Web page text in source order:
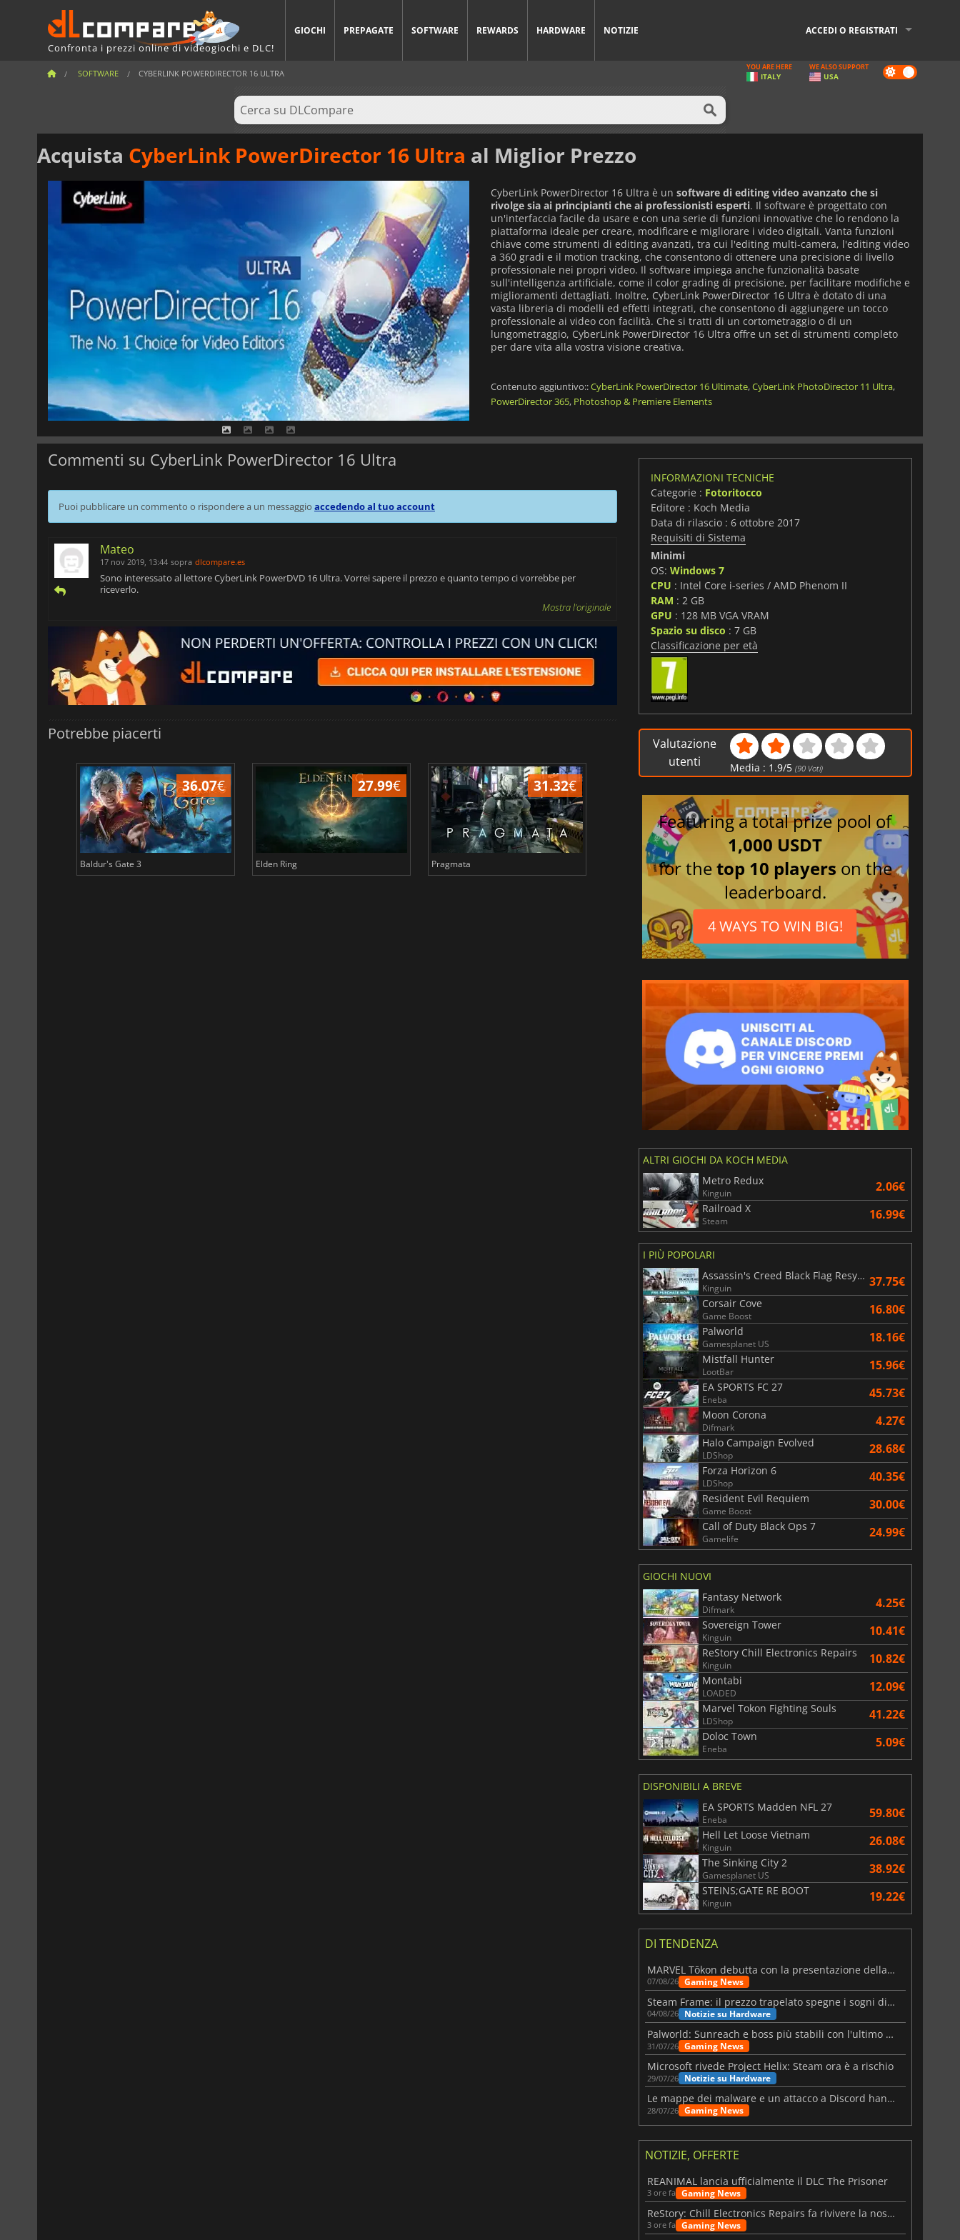
Confronta i prezzi online di videogiochi e DLC!
GIOCHI PREPAGATE SOFTWARE REWARDS HARDWARE NOTIZIE ACCEDI O REGISTRATI
SOFTWARE CYBERLINK POWERDIRECTOR 16 ULTRA Dark
mode
YOU ARE HERE
ITALY
WE ALSO SUPPORT
USA
Acquista CyberLink PowerDirector 16 Ultra al Miglior Prezzo
CyberLink PowerDirector 16 Ultra è un software di editing video avanzato che si
rivolge sia ai principianti che ai professionisti esperti. Il software è progettato con
un'interfaccia facile da usare e con una serie di funzioni innovative che lo rendono la
piattaforma ideale per creare, modificare e migliorare i video digitali. Vanta funzioni
chiave come strumenti di editing avanzati, tra cui l'editing multi-camera, l'editing video
a 360 gradi e il motion tracking, che consentono di ottenere una precisione di livello
professionale nei propri video. Il software impiega anche funzionalità basate
sull'intelligenza artificiale, come il color grading di precisione, per facilitare modifiche e
miglioramenti dettagliati. Inoltre, CyberLink PowerDirector 16 Ultra è dotato di una
vasta libreria di modelli ed effetti integrati, che consentono di aggiungere un tocco
professionale ai video con facilità. Che si tratti di un cortometraggio o di un
lungometraggio, CyberLink PowerDirector 16 Ultra offre un set di strumenti completo
per dare vita alla vostra visione creativa.
Contenuto aggiuntivo::CyberLink PowerDirector 16 Ultimate,CyberLink PhotoDirector 11 Ultra,
PowerDirector 365, Photoshop & Premiere Elements
Commenti su CyberLink PowerDirector 16 Ultra
Puoi pubblicare un commento o rispondere a un messaggio accedendo al tuo account
Mateo
17 nov 2019, 13:44 sopra dlcompare.es
Sono interessato al lettore CyberLink PowerDVD 16 Ultra. Vorrei sapere il prezzo e quanto tempo ci vorrebbe per
riceverlo.
Mostra l'originale
Potrebbe piacerti
36.07€
Baldur's Gate 3
27.99€
Elden Ring
31.32€
Pragmata Total War WARHAMMER 3 Lies Of P
INFORMAZIONI TECNICHE
Categorie : Fotoritocco
Editore : Koch Media
Data di rilascio : 6 ottobre 2017
Requisiti di Sistema
Minimi
OS: Windows 7
CPU : Intel Core i-series / AMD Phenom II
RAM : 2 GB
GPU : 128 MB VGA VRAM
Spazio su disco : 7 GB
Classificazione per età
Valutazione
utenti
Media : 1.9/5 (90 Voti)
Featuring a total prize pool of
1,000 USDT
for thetop 10 players on the
leaderboard.
4 WAYS TO WIN BIG!
ALTRI GIOCHI DA KOCH MEDIA
Metro Redux
Kinguin 2.06€
Railroad X
Steam 16.99€
I PIÙ POPOLARI
Assassin's Creed Black Flag Resynced
Kinguin 37.75€
Corsair Cove
Game Boost 16.80€
Palworld
Gamesplanet US 18.16€
Mistfall Hunter
LootBar 15.96€
EA SPORTS FC 27
Eneba 45.73€
Moon Corona
Difmark 4.27€
Halo Campaign Evolved
LDShop 28.68€
Forza Horizon 6
LDShop 40.35€
Resident Evil Requiem
Game Boost 30.00€
Call of Duty Black Ops 7
Gamelife 24.99€
GIOCHI NUOVI
Fantasy Network
Difmark 4.25€
Sovereign Tower
Kinguin 10.41€
ReStory Chill Electronics Repairs
Kinguin 10.82€
Montabi
LOADED 12.09€
Marvel Tokon Fighting Souls
LDShop 41.22€
Doloc Town
Eneba 5.09€
DISPONIBILI A BREVE
EA SPORTS Madden NFL 27
Eneba 59.80€
Hell Let Loose Vietnam
Kinguin 26.08€
The Sinking City 2
Gamesplanet US 38.92€
STEINS;GATE RE BOOT
Kinguin 19.22€
DI TENDENZA
MARVEL Tōkon debutta con la presentazione della roadmap per il primo anno
07/08/26 Gaming News
Steam Frame: il prezzo trapelato spegne i sogni di un VR economico
04/08/26 Notizie su Hardware
Palworld: Sunreach e boss più stabili con l'ultimo update
31/07/26 Gaming News
Microsoft rivede Project Helix: Steam ora è a rischio
29/07/26 Notizie su Hardware
Le mappe dei malware e un attacco a Discord hanno colpito Meccha Chameleon
28/07/26 Gaming News
NOTIZIE, OFFERTE
REANIMAL lancia ufficialmente il DLC The Prisoner
3 ore fa Gaming News
ReStory: Chill Electronics Repairs fa rivivere la nostalgia degli anni 2000
3 ore fa Gaming News